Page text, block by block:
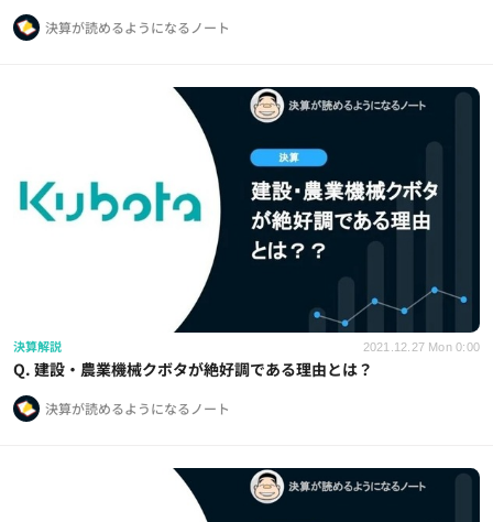
決算が読めるようになるノート
決算解説 2021.12.27 Mon 0:00
Q. 建設・農業機械クボタが絶好調である理由とは？
決算が読めるようになるノート